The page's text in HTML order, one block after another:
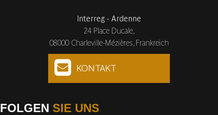
Interreg - Ardenne
24 Place Ducale,
08000 Charleville-Mézières, Frankreich
KONTAKT
FOLGEN SIE UNS